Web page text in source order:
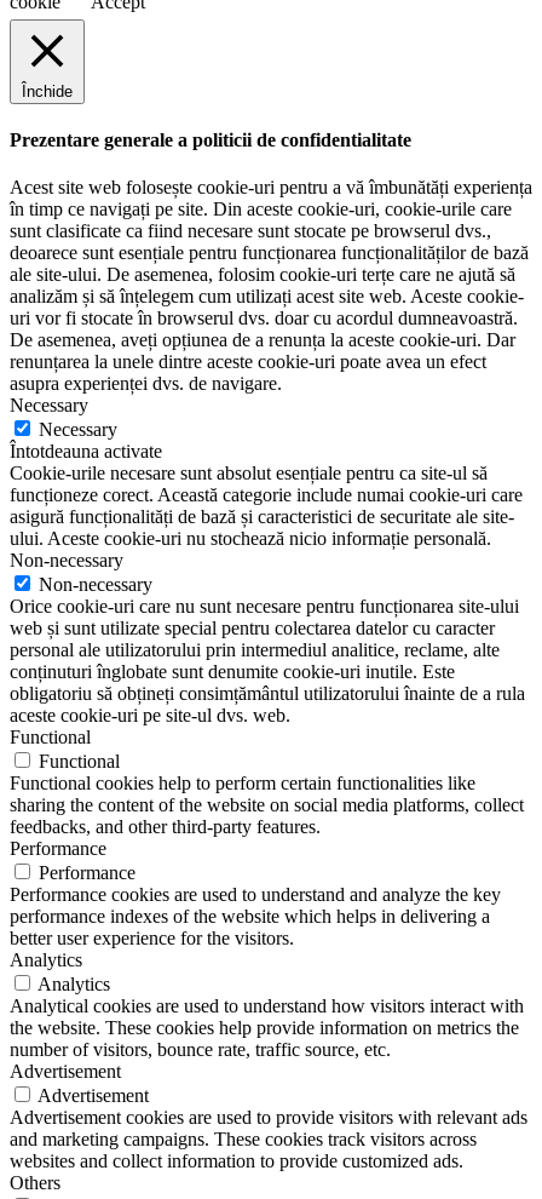
Închide
Prezentare generale a politicii de confidentialitate
Acest site web folosește cookie-uri pentru a vă îmbunătăți experiența
în timp ce navigați pe site. Din aceste cookie-uri, cookie-urile care
sunt clasificate ca fiind necesare sunt stocate pe browserul dvs.,
deoarece sunt esențiale pentru funcționarea funcționalităților de bază
ale site-ului. De asemenea, folosim cookie-uri terțe care ne ajută să
analizăm și să înțelegem cum utilizați acest site web. Aceste cookie-
uri vor fi stocate în browserul dvs. doar cu acordul dumneavoastră.
De asemenea, aveți opțiunea de a renunța la aceste cookie-uri. Dar
renunțarea la unele dintre aceste cookie-uri poate avea un efect
asupra experienței dvs. de navigare.
Necessary
Necessary
Întotdeauna activate
Cookie-urile necesare sunt absolut esențiale pentru ca site-ul să
funcționeze corect. Această categorie include numai cookie-uri care
asigură funcționalități de bază și caracteristici de securitate ale site-
ului. Aceste cookie-uri nu stochează nicio informație personală.
Non-necessary
Non-necessary
Orice cookie-uri care nu sunt necesare pentru funcționarea site-ului
web și sunt utilizate special pentru colectarea datelor cu caracter
personal ale utilizatorului prin intermediul analitice, reclame, alte
conținuturi înglobate sunt denumite cookie-uri inutile. Este
obligatoriu să obțineți consimțământul utilizatorului înainte de a rula
aceste cookie-uri pe site-ul dvs. web.
Functional
Functional
Functional cookies help to perform certain functionalities like
sharing the content of the website on social media platforms, collect
feedbacks, and other third-party features.
Performance
Performance
Performance cookies are used to understand and analyze the key
performance indexes of the website which helps in delivering a
better user experience for the visitors.
Analytics
Analytics
Analytical cookies are used to understand how visitors interact with
the website. These cookies help provide information on metrics the
number of visitors, bounce rate, traffic source, etc.
Advertisement
Advertisement
Advertisement cookies are used to provide visitors with relevant ads
and marketing campaigns. These cookies track visitors across
websites and collect information to provide customized ads.
Others